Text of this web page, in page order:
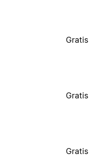
Gratis
Gratis
Gratis